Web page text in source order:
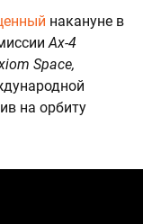
накануне в
Ax-4
Space,
на орбиту